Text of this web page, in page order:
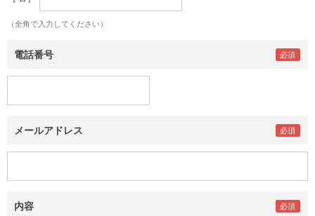
（全角で入力してください）
電話番号
メールアドレス
内容